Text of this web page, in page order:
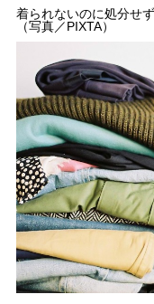
着られないのに処分せ
（写真／PIXTA）